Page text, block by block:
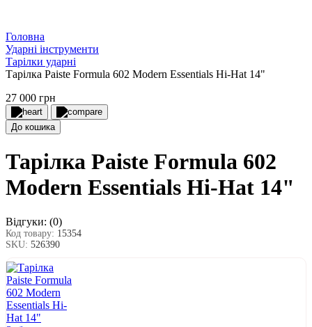
Головна
Ударні інструменти
Тарілки ударні
Тарілка Paiste Formula 602 Modern Essentials Hi-Hat 14"
27 000 грн
До кошика
Тарілка Paiste Formula 602
Modern Essentials Hi-Hat 14"
Відгуки: (0)
Код товару: 15354
SKU: 526390